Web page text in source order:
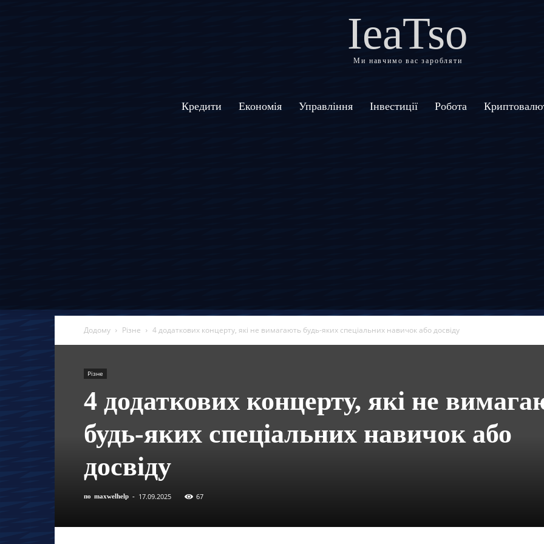
IeaTso
Ми навчимо вас заробляти
Кредити Економія Управління Інвестиції Робота
Додому Різне 4 додаткових концерту, які не вимагають будь-яких спеціальних навичок або досвіду
Різне
4 додаткових концерту, які не
будь-яких спеціальних навичок або
досвіду
по maxwelhelp - 17.09.2025 67